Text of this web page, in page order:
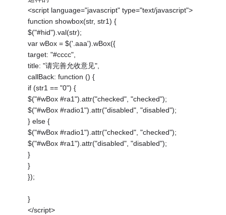
<script language="javascript" type="text/javascript">
function showbox(str, str1) {
$("#hid").val(str);
var wBox = $('.aaa').wBox({
target: "#cccc",
title: "请完善允收意见",
callBack: function () {
if (str1 == "0") {
$("#wBox #ra1").attr("checked", "checked");
$("#wBox #radio1").attr("disabled", "disabled");
} else {
$("#wBox #radio1").attr("checked", "checked");
$("#wBox #ra1").attr("disabled", "disabled");
}
}
});
}
</script>